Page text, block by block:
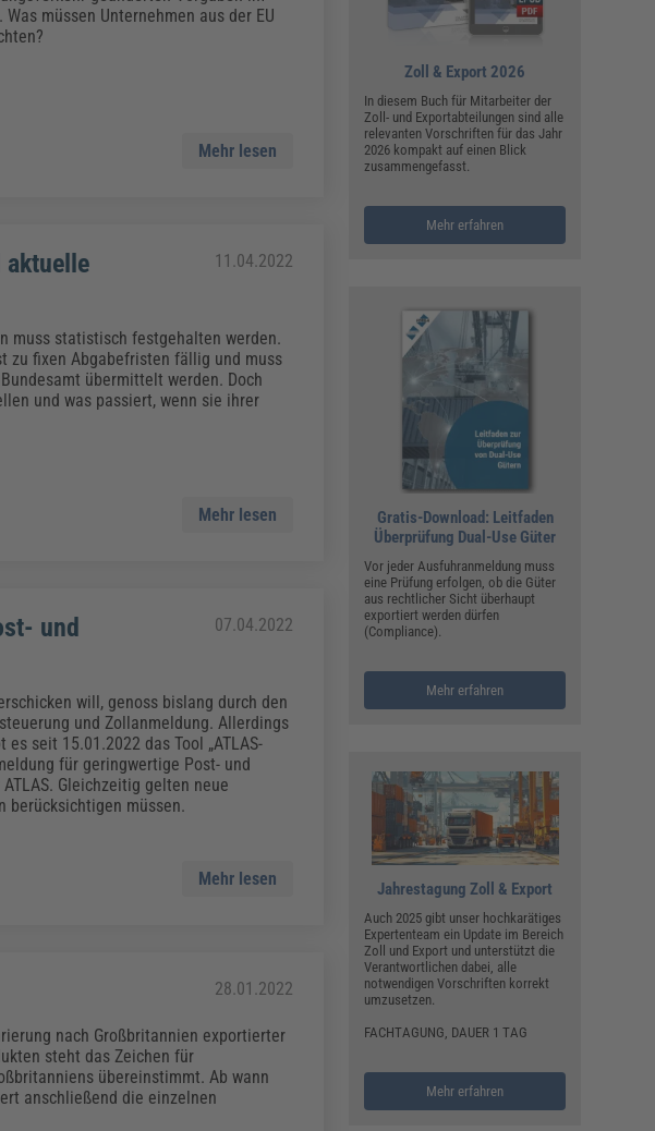
Vergaberecht
Fachpublikationen & Arbeitshilfen
Weiterbildungen (AKADEMIE HERKERT)
müssen Unternehmen aus der EU
Mehr lesen
11.04.2022
muss statistisch festgehalten werden.
zu fixen Abgabefristen fällig und muss
übermittelt werden. Doch
und was passiert, wenn sie ihrer
Mehr lesen
und
07.04.2022
will, genoss bislang durch den
und Zollanmeldung. Allerdings
seit 15.01.2022 das Tool „ATLAS-
für geringwertige Post- und
Gleichzeitig gelten neue
berücksichtigen müssen.
Mehr lesen
28.01.2022
nach Großbritannien exportierter
steht das Zeichen für
übereinstimmt. Ab wann
anschließend die einzelnen
Zoll & Export 2026
In diesem Buch für Mitarbeiter der
Zoll- und Exportabteilungen sind alle
relevanten Vorschriften für das Jahr
2026 kompakt auf einen Blick
zusammengefasst.
Mehr erfahren
Gratis-Download: Leitfaden
Überprüfung Dual-Use Güter
Vor jeder Ausfuhranmeldung muss
eine Prüfung erfolgen, ob die Güter
aus rechtlicher Sicht überhaupt
exportiert werden dürfen
(Compliance).
Mehr erfahren
Jahrestagung Zoll & Export
Auch 2025 gibt unser hochkarätiges
Expertenteam ein Update im Bereich
Zoll und Export und unterstützt die
Verantwortlichen dabei, alle
notwendigen Vorschriften korrekt
umzusetzen.
FACHTAGUNG, DAUER 1 TAG
Mehr erfahren